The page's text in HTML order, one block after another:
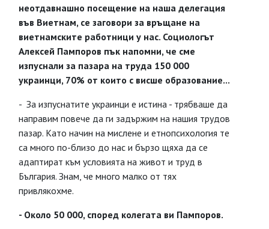
неотдавнашно посещение на наша делегация
във Виетнам, се заговори за връщане на
виетнамските работници у нас. Социологът
Алексей Пампоров пък напомни, че сме
изпуснали за пазара на труда 150 000
украинци, 70% от които с висше образование...
- За изпуснатите украинци е истина - трябваше да
направим повече да ги задържим на нашия трудов
пазар. Като начин на мислене и етнопсихология те
са много по-близо до нас и бързо щяха да се
адаптират към условията на живот и труд в
България. Знам, че много малко от тях
привлякохме.
- Около 50 000, според колегата ви Пампоров.